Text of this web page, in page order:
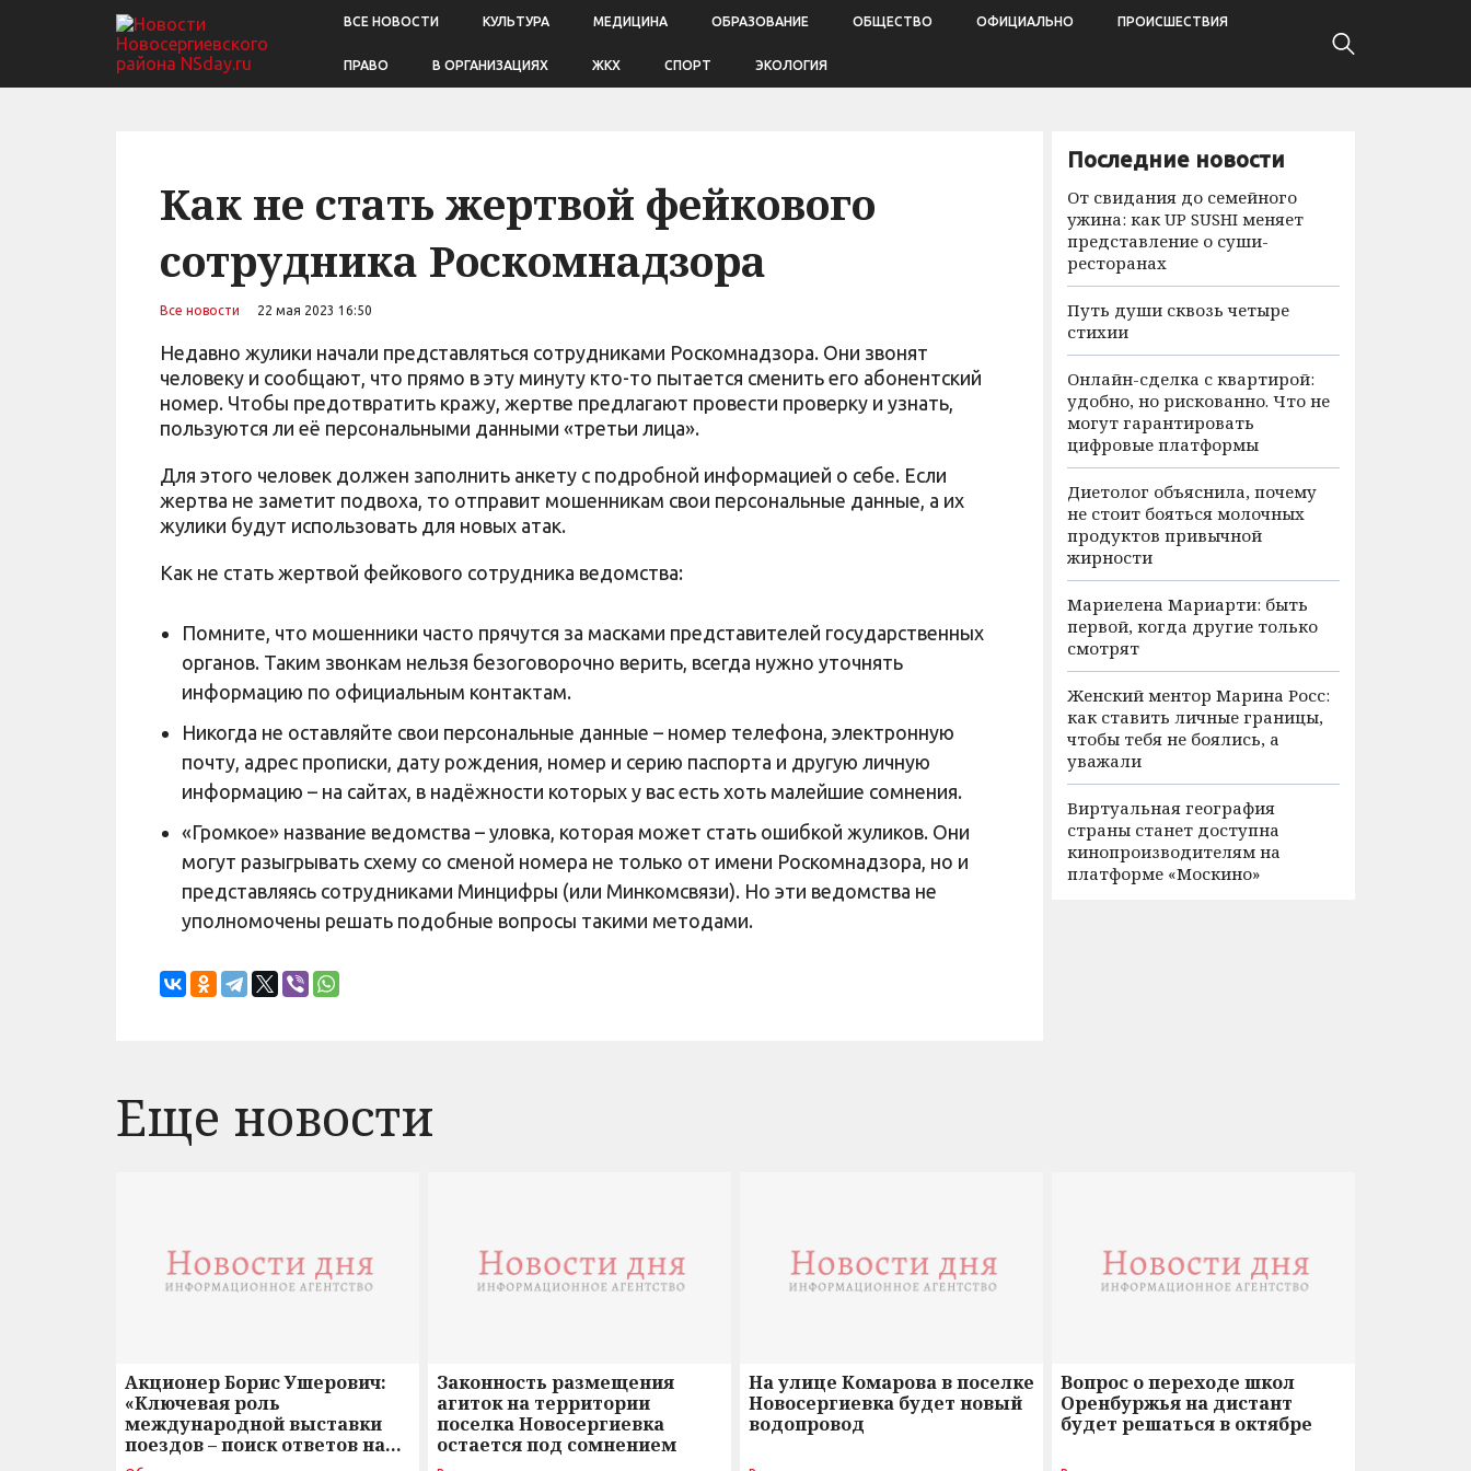
ВСЕ НОВОСТИ КУЛЬТУРА МЕДИЦИНА ОБРАЗОВАНИЕ ОБЩЕСТВО ОФИЦИАЛЬНО ПРОИСШЕСТВИЯ
ПРАВО В ОРГАНИЗАЦИЯХ ЖКХ СПОРТ ЭКОЛОГИЯ
Как не стать жертвой фейкового
сотрудника Роскомнадзора
Все новости 22 мая 2023 16:50
Недавно жулики начали представляться сотрудниками Роскомнадзора. Они звонят
человеку и сообщают, что прямо в эту минуту кто-то пытается сменить его абонентский
номер. Чтобы предотвратить кражу, жертве предлагают провести проверку и узнать,
пользуются ли её персональными данными «третьи лица».
Для этого человек должен заполнить анкету с подробной информацией о себе. Если
жертва не заметит подвоха, то отправит мошенникам свои персональные данные, а их
жулики будут использовать для новых атак.
Как не стать жертвой фейкового сотрудника ведомства:
Помните, что мошенники часто прячутся за масками представителей государственных
органов. Таким звонкам нельзя безоговорочно верить, всегда нужно уточнять
информацию по официальным контактам.
Никогда не оставляйте свои персональные данные – номер телефона, электронную
почту, адрес прописки, дату рождения, номер и серию паспорта и другую личную
информацию – на сайтах, в надёжности которых у вас есть хоть малейшие сомнения.
«Громкое» название ведомства – уловка, которая может стать ошибкой жуликов. Они
могут разыгрывать схему со сменой номера не только от имени Роскомнадзора, но и
представляясь сотрудниками Минцифры (или Минкомсвязи). Но эти ведомства не
уполномочены решать подобные вопросы такими методами.
Последние новости
От свидания до семейного
ужина: как UP SUSHI меняет
представление о суши-
ресторанах
Путь души сквозь четыре
стихии
Онлайн-сделка с квартирой:
удобно, но рискованно. Что не
могут гарантировать
цифровые платформы
Диетолог объяснила, почему
не стоит бояться молочных
продуктов привычной
жирности
Мариелена Мариарти: быть
первой, когда другие только
смотрят
Женский ментор Марина Росс:
как ставить личные границы,
чтобы тебя не боялись, а
уважали
Виртуальная география
страны станет доступна
кинопроизводителям на
платформе «Москино»
Еще новости
Акционер Борис Ушерович:
«Ключевая роль
международной выставки
поездов – поиск ответов на
вызовы времени»
Законность размещения
агиток на территории
поселка Новосергиевка
остается под сомнением
На улице Комарова в поселке
Новосергиевка будет новый
водопровод
Вопрос о переходе школ
Оренбуржья на дистант
будет решаться в октябре